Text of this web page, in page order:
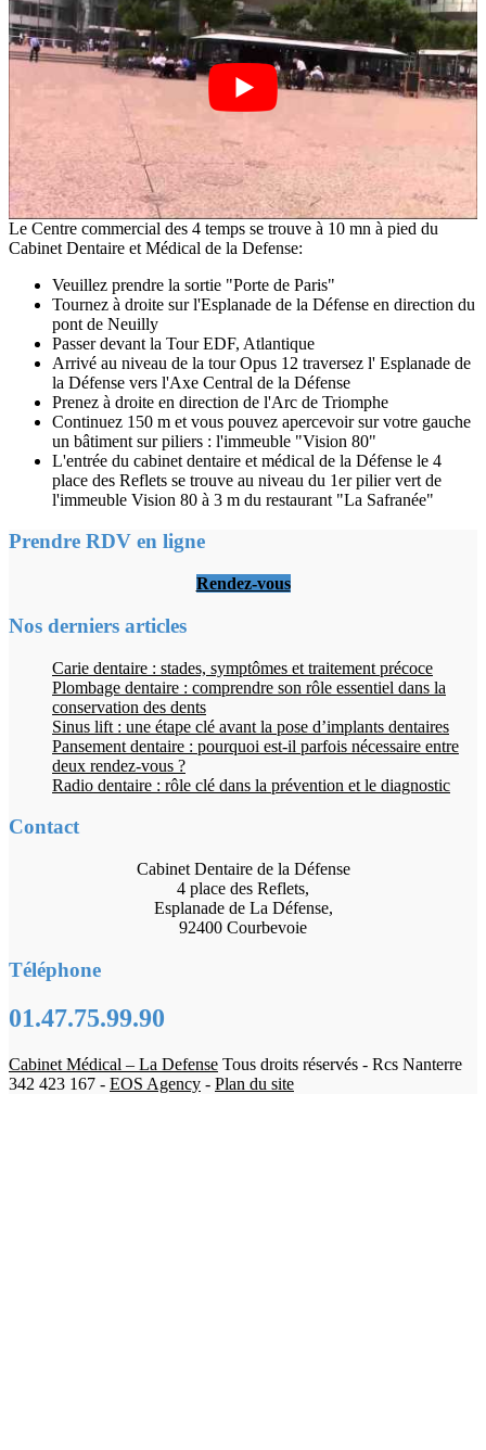
Le Centre commercial des 4 temps se trouve à 10 mn à pied du
Cabinet Dentaire et Médical de la Defense:
Veuillez prendre la sortie "Porte de Paris"
Tournez à droite sur l'Esplanade de la Défense en direction du
pont de Neuilly
Passer devant la Tour EDF, Atlantique
Arrivé au niveau de la tour Opus 12 traversez l' Esplanade de
la Défense vers l'Axe Central de la Défense
Prenez à droite en direction de l'Arc de Triomphe
Continuez 150 m et vous pouvez apercevoir sur votre gauche
un bâtiment sur piliers : l'immeuble "Vision 80"
L'entrée du cabinet dentaire et médical de la Défense le 4
place des Reflets se trouve au niveau du 1er pilier vert de
l'immeuble Vision 80 à 3 m du restaurant "La Safranée"
Prendre RDV en ligne
Rendez-vous
Nos derniers articles
Carie dentaire : stades, symptômes et traitement précoce
Plombage dentaire : comprendre son rôle essentiel dans la
conservation des dents
Sinus lift : une étape clé avant la pose d’implants dentaires
Pansement dentaire : pourquoi est-il parfois nécessaire entre
deux rendez-vous ?
Radio dentaire : rôle clé dans la prévention et le diagnostic
Contact
Cabinet Dentaire de la Défense
4 place des Reflets,
Esplanade de La Défense,
92400 Courbevoie
Téléphone
01.47.75.99.90
Cabinet Médical – La Defense Tous droits réservés - Rcs Nanterre
342 423 167 - EOS Agency - Plan du site